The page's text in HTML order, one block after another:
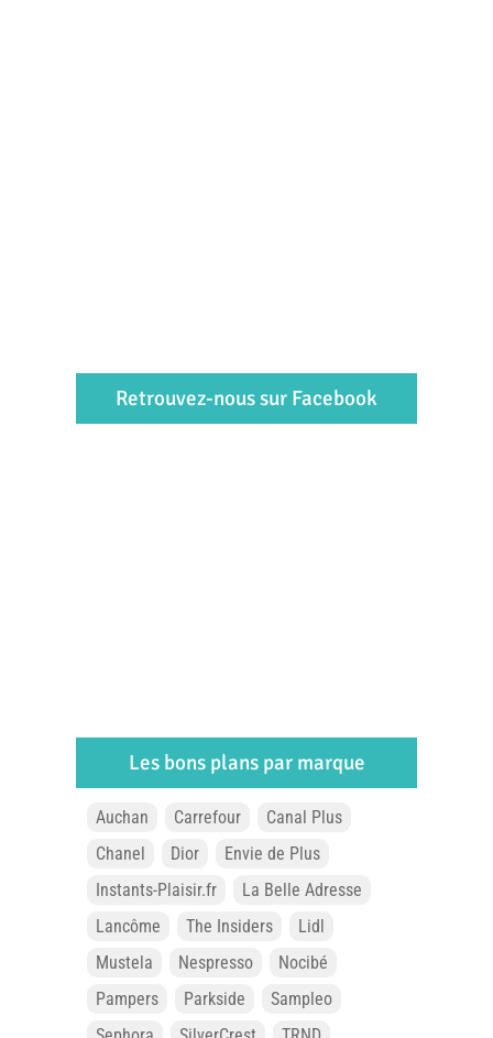
Retrouvez-nous sur Facebook
Les bons plans par marque
Auchan Carrefour
Canal Plus
Chanel
Dior
Envie de Plus
Instants-Plaisir.fr
La Belle Adresse
Lancôme
The Insiders
Lidl
Mustela
Nespresso
Nocibé
Pampers
Parkside
Sampleo